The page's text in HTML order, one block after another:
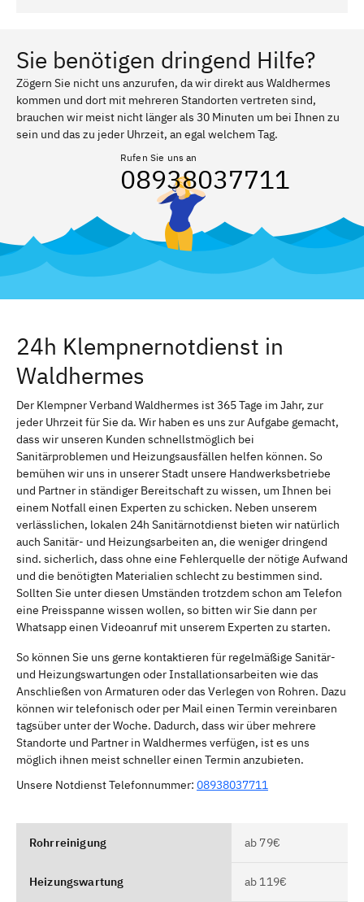
Sie benötigen dringend Hilfe?
Zögern Sie nicht uns anzurufen, da wir direkt aus Waldhermes
kommen und dort mit mehreren Standorten vertreten sind,
brauchen wir meist nicht länger als 30 Minuten um bei Ihnen zu
sein und das zu jeder Uhrzeit, an egal welchem Tag.
Rufen Sie uns an
08938037711
24h Klempnernotdienst in
Waldhermes
Der Klempner Verband Waldhermes ist 365 Tage im Jahr, zur
jeder Uhrzeit für Sie da. Wir haben es uns zur Aufgabe gemacht,
dass wir unseren Kunden schnellstmöglich bei
Sanitärproblemen und Heizungsausfällen helfen können. So
bemühen wir uns in unserer Stadt unsere Handwerksbetriebe
und Partner in ständiger Bereitschaft zu wissen, um Ihnen bei
einem Notfall einen Experten zu schicken. Neben unserem
verlässlichen, lokalen 24h Sanitärnotdienst bieten wir natürlich
auch Sanitär- und Heizungsarbeiten an, die weniger dringend
sind. sicherlich, dass ohne eine Fehlerquelle der nötige Aufwand
und die benötigten Materialien schlecht zu bestimmen sind.
Sollten Sie unter diesen Umständen trotzdem schon am Telefon
eine Preisspanne wissen wollen, so bitten wir Sie dann per
Whatsapp einen Videoanruf mit unserem Experten zu starten.
So können Sie uns gerne kontaktieren für regelmäßige Sanitär-
und Heizungswartungen oder Installationsarbeiten wie das
Anschließen von Armaturen oder das Verlegen von Rohren. Dazu
können wir telefonisch oder per Mail einen Termin vereinbaren
tagsüber unter der Woche. Dadurch, dass wir über mehrere
Standorte und Partner in Waldhermes verfügen, ist es uns
möglich ihnen meist schneller einen Termin anzubieten.
Unsere Notdienst Telefonnummer: 08938037711
Rohrreinigung ab 79€
Heizungswartung ab 119€